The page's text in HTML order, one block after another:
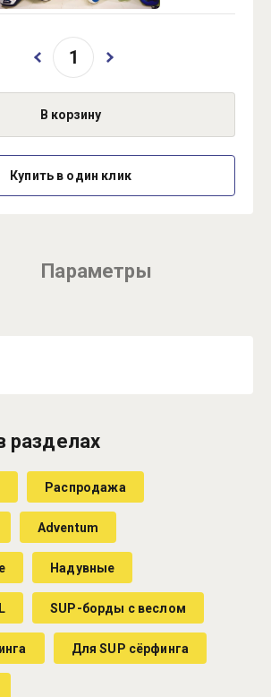
В корзину
Купить в один клик
Параметры
разделах
Распродажа
Adventum
Надувные
SUP-борды с веслом
Для SUP сёрфинга